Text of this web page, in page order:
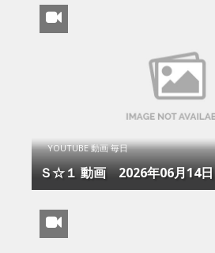
YOUTUBE 動画 毎日
Ｓ☆１ 動画 2026年06月14日